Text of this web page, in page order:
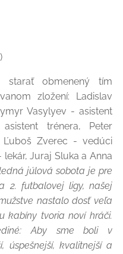
obmenený tím
zložení: Ladislav
Vasylyev - asistent
trénera, Peter
Ľuboš Zverec - vedúci
Juraj Sluka a Anna
júlová sobota je pre
2. futbalovej ligy, našej
nastalo dosť veľa
kabíny tvoria noví hráči.
Aby sme boli v
úspešnejší, kvalitnejší a